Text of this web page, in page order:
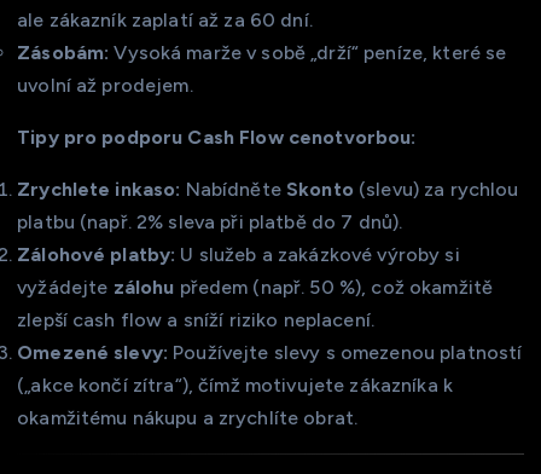
ale zákazník zaplatí až za 60 dní.
Zásobám: Vysoká marže v sobě „drží“ peníze, které se
uvolní až prodejem.
Tipy pro podporu Cash Flow cenotvorbou:
Zrychlete inkaso: Nabídněte Skonto (slevu) za rychlou
platbu (např. 2% sleva při platbě do 7 dnů).
Zálohové platby: U služeb a zakázkové výroby si
vyžádejte zálohu předem (např. 50 %), což okamžitě
zlepší cash flow a sníží riziko neplacení.
Omezené slevy: Používejte slevy s omezenou platností
(„akce končí zítra“), čímž motivujete zákazníka k
okamžitému nákupu a zrychlíte obrat.